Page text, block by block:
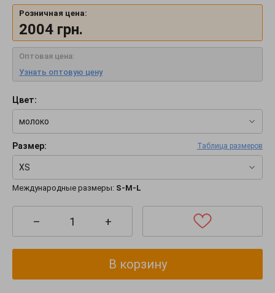
Розничная цена:
2004 грн.
Оптовая цена:
Узнать оптовую цену
Цвет:
молоко
Размер: Таблица размеров
XS
Международные размеры: S-M-L
– +
В корзину